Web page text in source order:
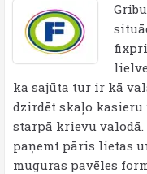
ka sajūta tur ir kā
dzirdēt skaļo kasieru
starpā krievu
paņemt pāris lietas
muguras pavēles